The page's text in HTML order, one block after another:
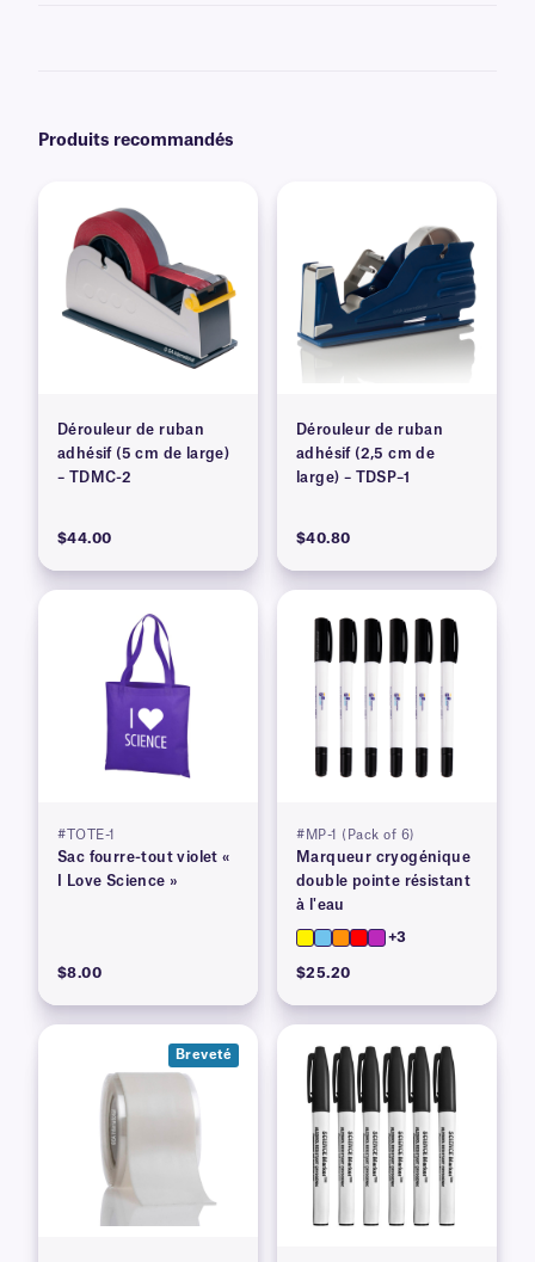
Produits recommandés
Dérouleur de ruban
adhésif (5 cm de large)
– TDMC-2
$44.00
Dérouleur de ruban
adhésif (2,5 cm de
large) – TDSP–1
$40.80
#TOTE-1
Sac fourre-tout violet «
I Love Science »
$8.00
#MP-1 (Pack of 6)
Marqueur cryogénique
double pointe résistant
à l'eau
+3
$25.20
Breveté